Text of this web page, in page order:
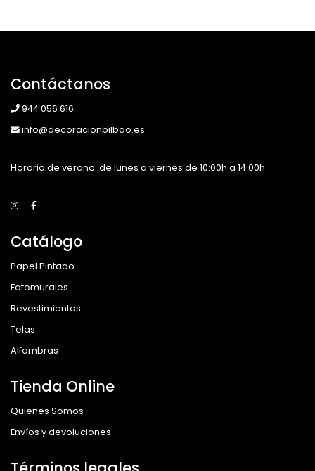
Contáctanos
944 056 616
info@decoracionbilbao.es
Horario de verano: de lunes a viernes de 10:00h a 14:00h
Catálogo
Papel Pintado
Fotomurales
Revestimientos
Telas
Alfombras
Tienda Online
Quienes Somos
Envíos y devoluciones